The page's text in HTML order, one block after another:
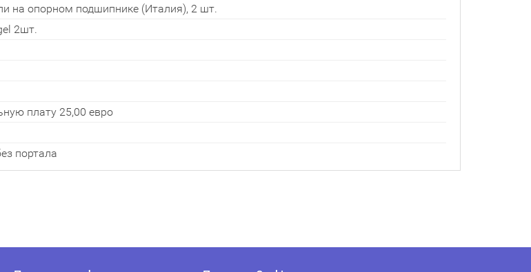
на опорном подшипнике (Италия), 2 шт.
2шт.
плату 25,00 евро
портала